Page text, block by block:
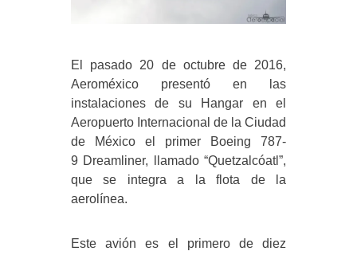
El pasado 20 de octubre de 2016,
Aeroméxico presentó en las
instalaciones de su Hangar en el
Aeropuerto Internacional de la Ciudad
de México el primer Boeing 787-
9 Dreamliner, llamado “Quetzalcóatl”,
que se integra a la flota de la
aerolínea.
Este avión es el primero de diez